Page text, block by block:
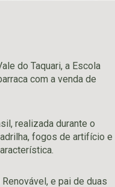
do Taquari, a Escola
com a venda de
realizada durante o
fogos de artifício e
e pai de duas